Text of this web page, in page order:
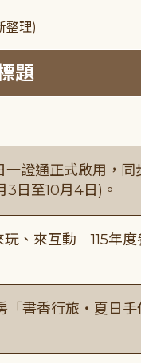
整理)
題
一證通正式啟用，
3日至10月4日)。
、來互動｜115年
「書香行旅・夏日